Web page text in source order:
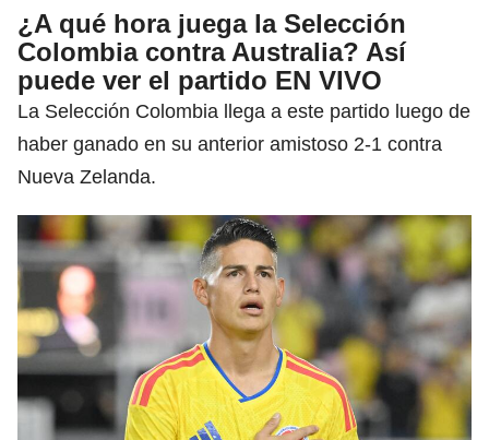
¿A qué hora juega la Selección
Colombia contra Australia? Así
puede ver el partido EN VIVO
La Selección Colombia llega a este partido luego de
haber ganado en su anterior amistoso 2-1 contra
Nueva Zelanda.